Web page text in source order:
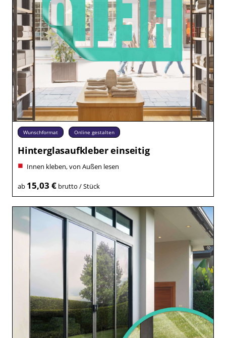
Wunschformat Online gestalten
Hinterglasaufkleber einseitig
Innen kleben, von Außen lesen
ab 15,03 €brutto / Stück